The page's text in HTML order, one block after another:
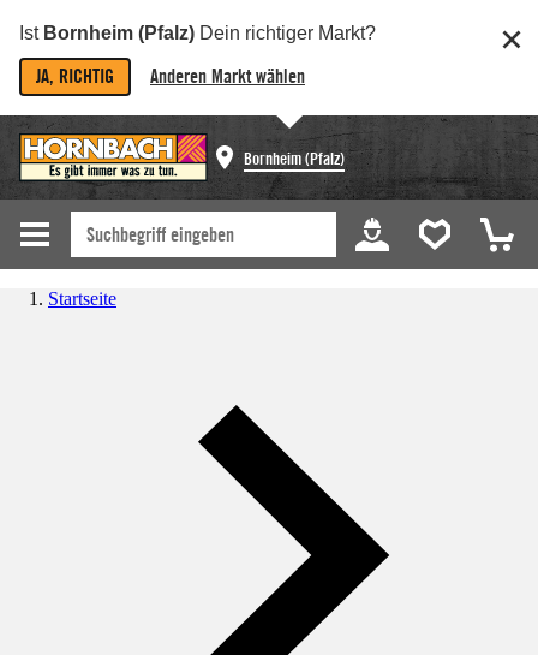
Ist Bornheim (Pfalz) Dein richtiger Markt?
JA, RICHTIG Anderen Markt wählen
Bornheim (Pfalz)
Startseite